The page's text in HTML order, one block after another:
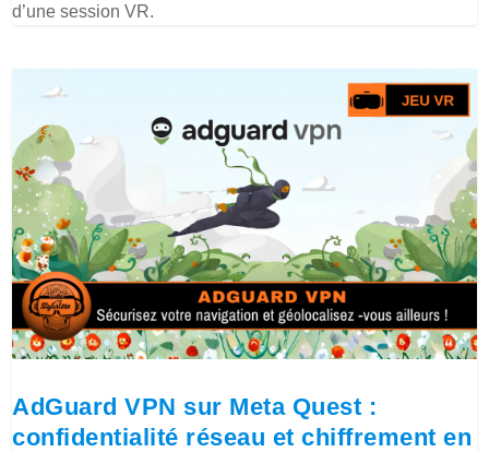
d’une session VR.
AdGuard VPN sur Meta Quest :
confidentialité réseau et chiffrement en